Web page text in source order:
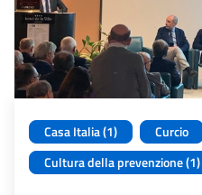
Casa Italia (1)
Curcio
Cultura della prevenzione (1)